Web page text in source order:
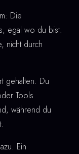
Die
egal wo du bist.
nicht durch
gehalten. Du
Tools
während du
Ein